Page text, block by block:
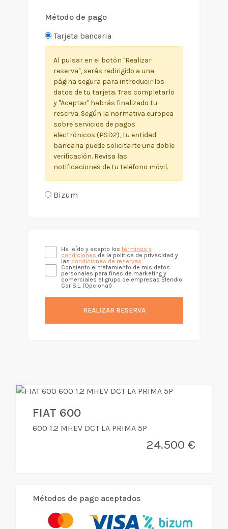
Método de pago
Tarjeta bancaria
Al pulsar en el botón "Realizar
reserva", serás redirigido a una
página segura para introducir los
datos de tu tarjeta. Tras completarlo
y "Aceptar" habrás finalizado tu
reserva. Según la normativa europea
sobre servicios de pagos
electrónicos (PSD2), tu entidad
bancaria puede solicitarte una doble
verificación. Revisa las
notificaciones de tu teléfono móvil.
Bizum
He leído y acepto los términos y
condiciones de la política de privacidad y
las condiciones de reservas
Consiento el tratamiento de mis datos
personales para fines de marketing y
comerciales al grupo de empresas Blendio
Car S.L. (Opcional)
REALIZAR RESERVA
FIAT 600
600 1.2 MHEV DCT LA PRIMA 5P
24.500 €
Métodos de pago aceptados